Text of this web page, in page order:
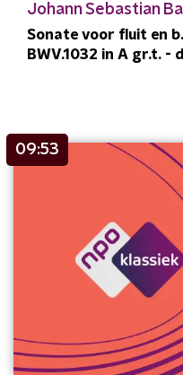
Johann Sebastian
Sonate voor fluit en
BWV.1032 in A gr.t. -
09:53